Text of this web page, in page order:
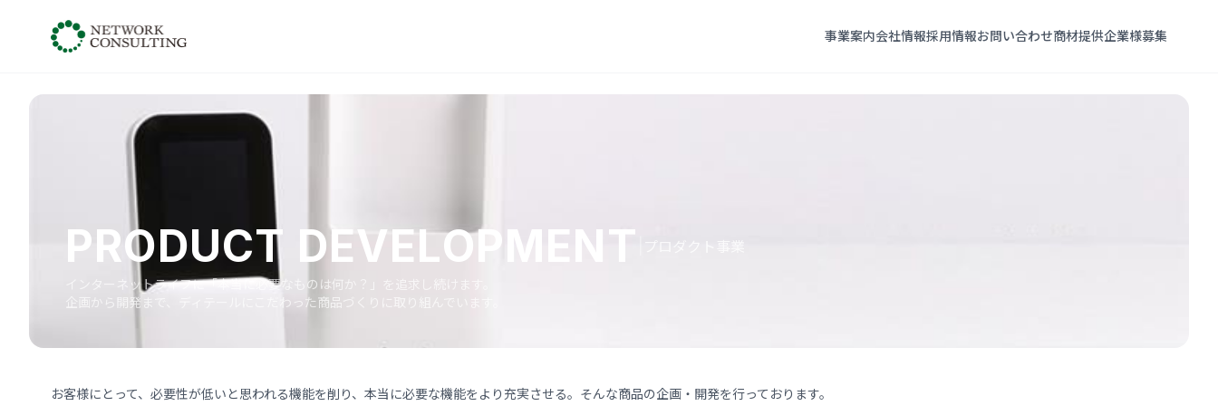
事業案内会社情報採用情報お問い合わせ商材提供企業様募集
PRODUCT DEVELOPMENT プロダクト事業
インターネットライフに「本当に必要なものは何か？」を追求し続けます。
企画から開発まで、ディテールにこだわった商品づくりに取り組んでいます。
お客様にとって、必要性が低いと思われる機能を削り、本当に必要な機能をより充実させる。そんな商品の企画・開発を行っております。